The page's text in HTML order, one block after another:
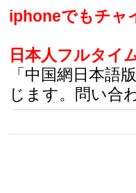
iphoneでもチャ
日本人フルタイ
「中国網日本語
じます。問い合